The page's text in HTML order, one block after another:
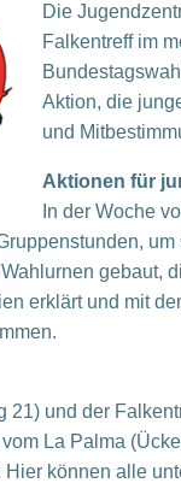
Die
Falkentreff im
Aktion, die
und
Aktionen für
In der Woche
gebaut,
erklärt und mit
und der
La Palma
können alle